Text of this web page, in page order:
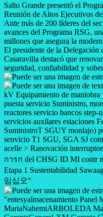
Salto Grande presentó el
Reunión de Altos Ejecutivos
Ante más de 200 líderes del
avances del Programa RSG,
millones que asegura la
El presidente de la
Casaravilla destacó que
seguridad, confiabilidad y